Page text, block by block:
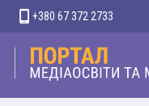
+380 67 372 2733